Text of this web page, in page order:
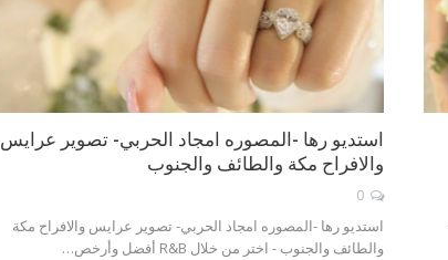
استديو رها -المصوره امجاد الحربي- تصوير عرايس
والافراح مكة والطائف والجنوب
0
استديو رها -المصوره امجاد الحربي- تصوير عرايس والافراح مكة
والطائف والجنوب - اختر من خلال R&B أفضل وأرخص…